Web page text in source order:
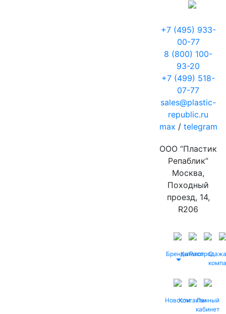
+7 (495) 933-
00-77
8 (800) 100-
93-20
+7 (499) 518-
07-77
sales@plastic-
republic.ru
max / telegram
ООО “Пластик
Репаблик”
Москва,
Походный
проезд, 14,
R206
БрендыКаталог
Распродажа
О
НовостиКонтактыЛичный
кабинет